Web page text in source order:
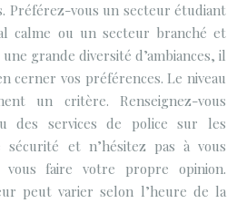
Préférez-vous un secteur étudiant
calme ou un secteur branché et
grande diversité d’ambiances, il
cerner vos préférences. Le niveau
un critère. Renseignez-vous
des services de police sur les
sécurité et n’hésitez pas à vous
faire votre propre opinion.
peut varier selon l’heure de la